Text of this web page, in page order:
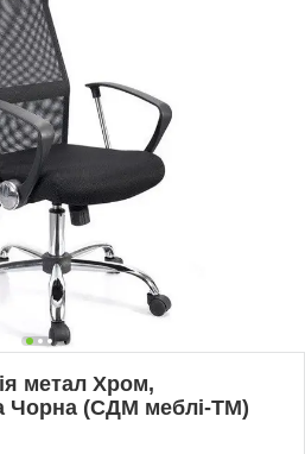
метал Хром,
Чорна (СДМ меблі-ТМ)